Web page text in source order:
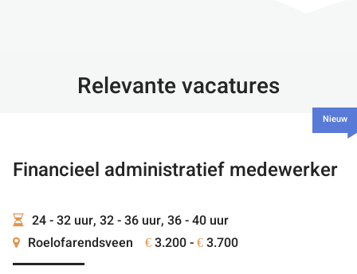
Relevante vacatures
Financieel administratief medewerker
24 - 32 uur, 32 - 36 uur, 36 - 40 uur
Roelofarendsveen
€ 3.200 - € 3.700
Nieuw